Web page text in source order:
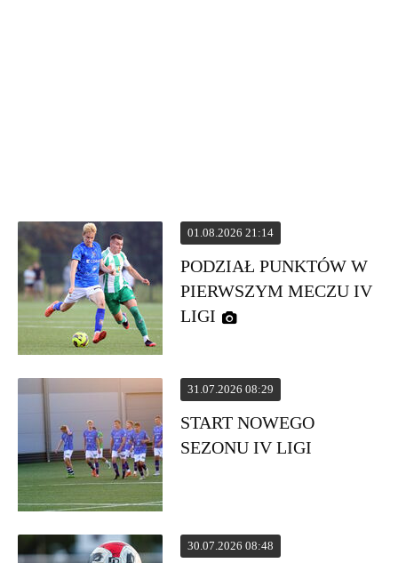
01.08.2026 21:14
PODZIAŁ PUNKTÓW W
PIERWSZYM MECZU IV
LIGI
31.07.2026 08:29
START NOWEGO
SEZONU IV LIGI
30.07.2026 08:48